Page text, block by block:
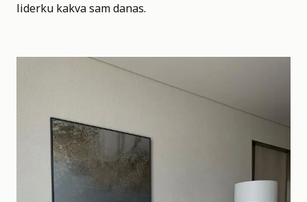
liderku kakva sam danas.